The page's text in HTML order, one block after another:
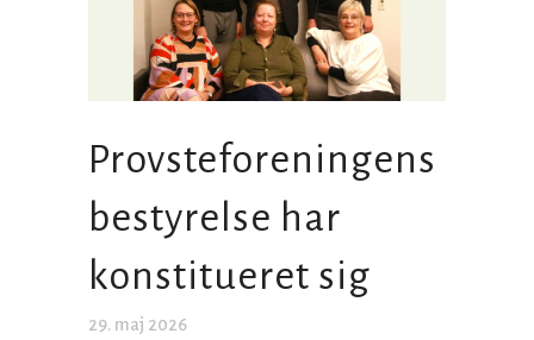
Provsteforeningens
bestyrelse har
konstitueret sig
29. maj 2026